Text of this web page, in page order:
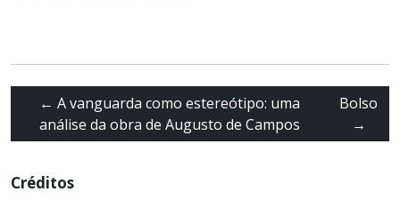
← A vanguarda como estereótipo: uma
análise da obra de Augusto de Campos
Bolso
→
Créditos